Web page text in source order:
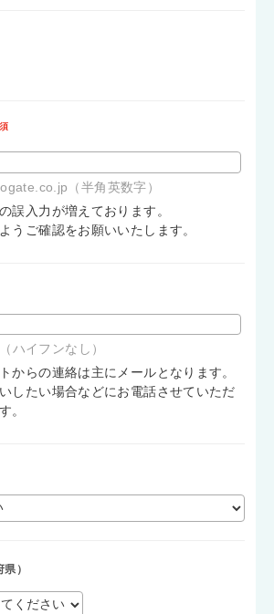
（半角英数字）
誤入力が増えております。
うご確認をお願いいたします。
ハイフンなし）
からの連絡は主にメールとなります。
したい場合などにお電話させていただ
。
）